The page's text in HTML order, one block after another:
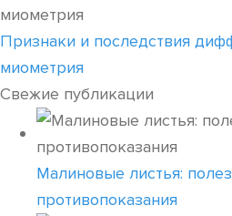
Признаки и последствия
миометрия
Свежие публикации
Малиновые листья:
противопоказания